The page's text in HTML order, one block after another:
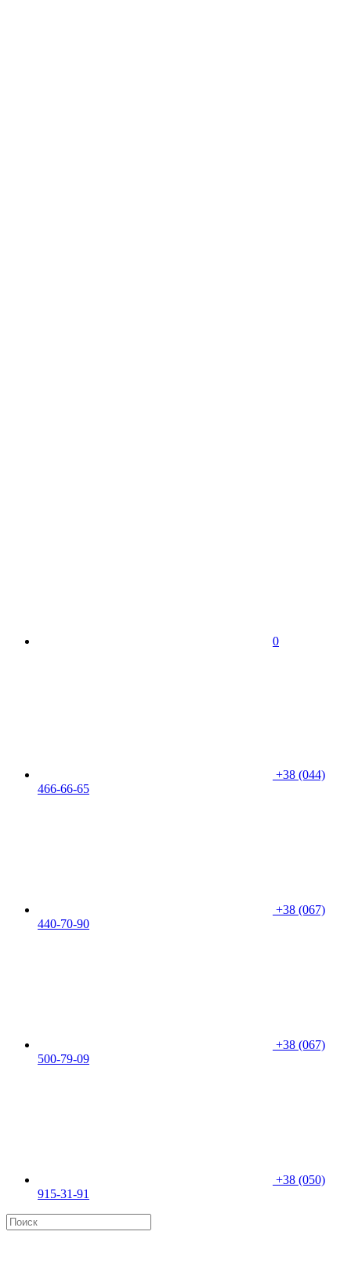
0
+38 (044)
466-66-65
+38 (067)
440-70-90
+38 (067)
500-79-09
+38 (050)
915-31-91